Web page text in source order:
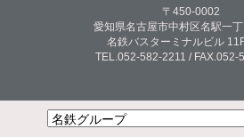
〒450-0002
愛知県名古屋市中村区名駅一
名鉄バスターミナルビル
TEL.052-582-2211 / FAX.052-